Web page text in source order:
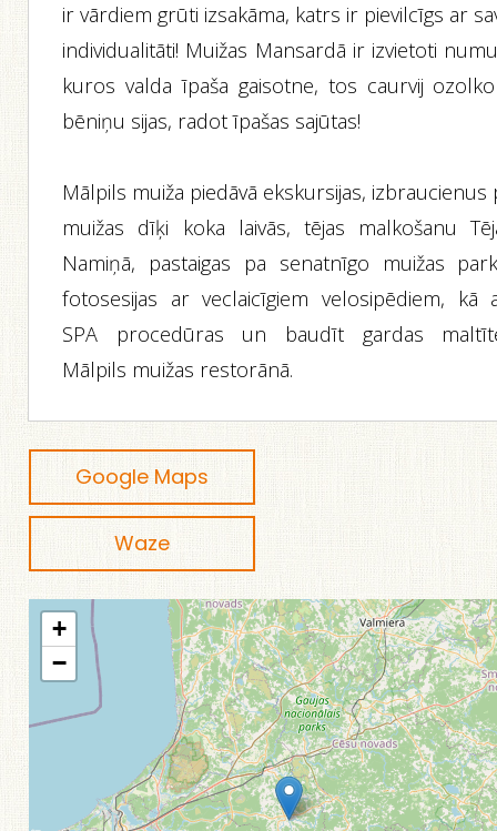
ir vārdiem grūti izsakāma, katrs ir pievilcīgs ar
individualitāti! Muižas Mansardā ir izvietoti
kuros valda īpaša gaisotne, tos caurvij
bēniņu sijas, radot īpašas sajūtas!
Mālpils muiža piedāvā ekskursijas, izbraucienus
muižas dīķi koka laivās, tējas malkošanu
Namiņā, pastaigas pa senatnīgo muižas
fotosesijas ar veclaicīgiem velosipēdiem, kā
SPA procedūras un baudīt gardas
Mālpils muižas restorānā.
Google Maps
Waze
+
−